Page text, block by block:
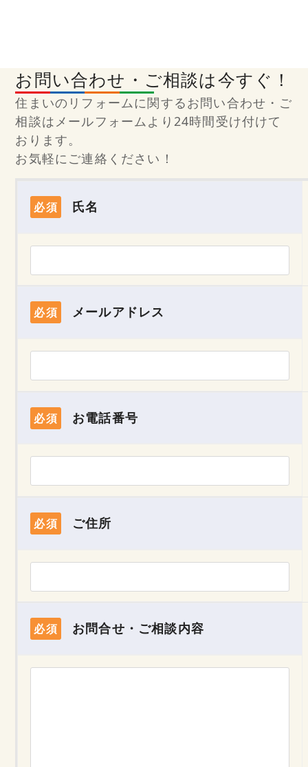
お問い合わせ・ご相談は今すぐ！
住まいのリフォームに関するお問い合わせ・ご
相談はメールフォームより24時間受け付けて
おります。
お気軽にご連絡ください！
必須 氏名
必須 メールアドレス
必須 お電話番号
必須 ご住所
必須 お問合せ・ご相談内容